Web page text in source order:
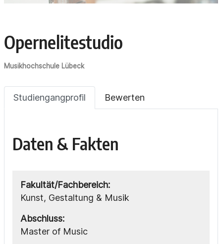
Opernelitestudio
Musikhochschule Lübeck
Studiengangprofil Bewerten
Daten & Fakten
Fakultät/Fachbereich:
Kunst, Gestaltung & Musik
Abschluss:
Master of Music